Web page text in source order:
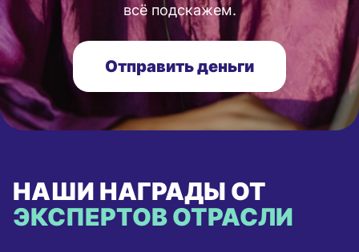
всё подскажем.
Отправить деньги
НАШИ НАГРАДЫ ОТ
ЭКСПЕРТОВ ОТРАСЛИ